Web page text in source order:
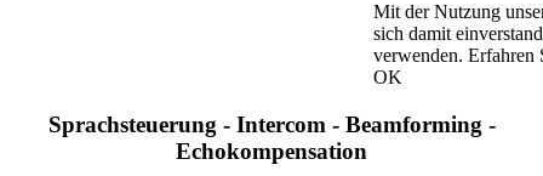
Mit der Nutzung
sich damit
verwenden. Erfahren
OK
Sprachsteuerung - Intercom - Beamforming -
Echokompensation